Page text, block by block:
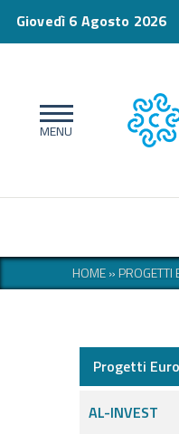
Giovedì 6 Agosto 2026
HOME»PROGETTI
Progetti
AL-INVEST